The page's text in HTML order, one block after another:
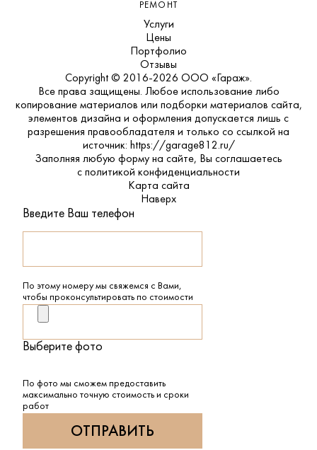
РЕМОНТ
Услуги
Цены
Портфолио
Отзывы
Copyright © 2016-2026 ООО «Гараж».
Все права защищены. Любое использование либо
копирование материалов или подборки материалов сайта,
элементов дизайна и оформления допускается лишь с
разрешения правообладателя и только со ссылкой на
источник: https://garage812.ru/
Заполняя любую форму на сайте, Вы соглашаетесь
с политикой конфиденциальности
Карта сайта
Наверх
Введите Ваш телефон
По этому номеру мы свяжемся с Вами,
чтобы проконсультировать по стоимости
Выберите фото
По фото мы сможем предоставить
максимально точную стоимость и сроки
работ